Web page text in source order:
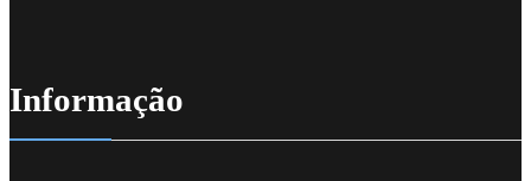
Informação